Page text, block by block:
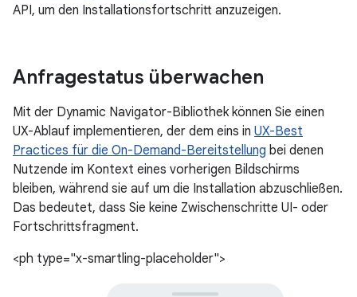
API, um den Installationsfortschritt anzuzeigen.
Anfragestatus überwachen
Mit der Dynamic Navigator-Bibliothek können Sie einen
UX-Ablauf implementieren, der dem eins in UX-Best
Practices für die On-Demand-Bereitstellung bei denen
Nutzende im Kontext eines vorherigen Bildschirms
bleiben, während sie auf um die Installation abzuschließen.
Das bedeutet, dass Sie keine Zwischenschritte UI- oder
Fortschrittsfragment.
<ph type="x-smartling-placeholder">